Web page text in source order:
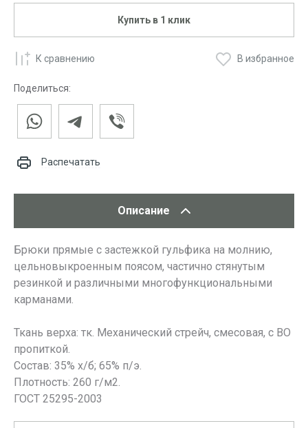
Купить в 1 клик
К сравнению В избранное
Поделиться:
Распечатать
Описание
Брюки прямые с застежкой гульфика на молнию,
цельновыкроенным поясом, частично стянутым
резинкой и различными многофункциональными
карманами.
Ткань верха: тк. Механический стрейч, смесовая, с ВО
пропиткой.
Состав: 35% х/б; 65% п/э.
Плотность: 260 г/м2.
ГОСТ 25295-2003